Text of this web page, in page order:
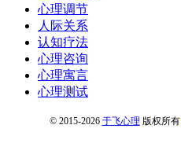
心理调节
人际关系
认知疗法
心理咨询
心理寓言
心理测试
© 2015-2026 于飞心理 版权所有